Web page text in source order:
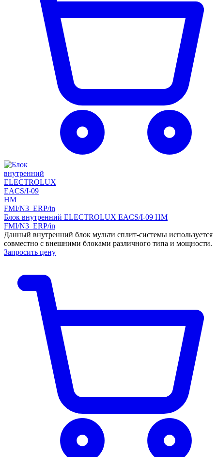
Блок внутренний ELECTROLUX EACS/I-09 HM
FMI/N3_ERP/in
Данный внутренний блок мульти сплит-системы используется
совместно с внешними блоками различного типа и мощности.
Запросить цену